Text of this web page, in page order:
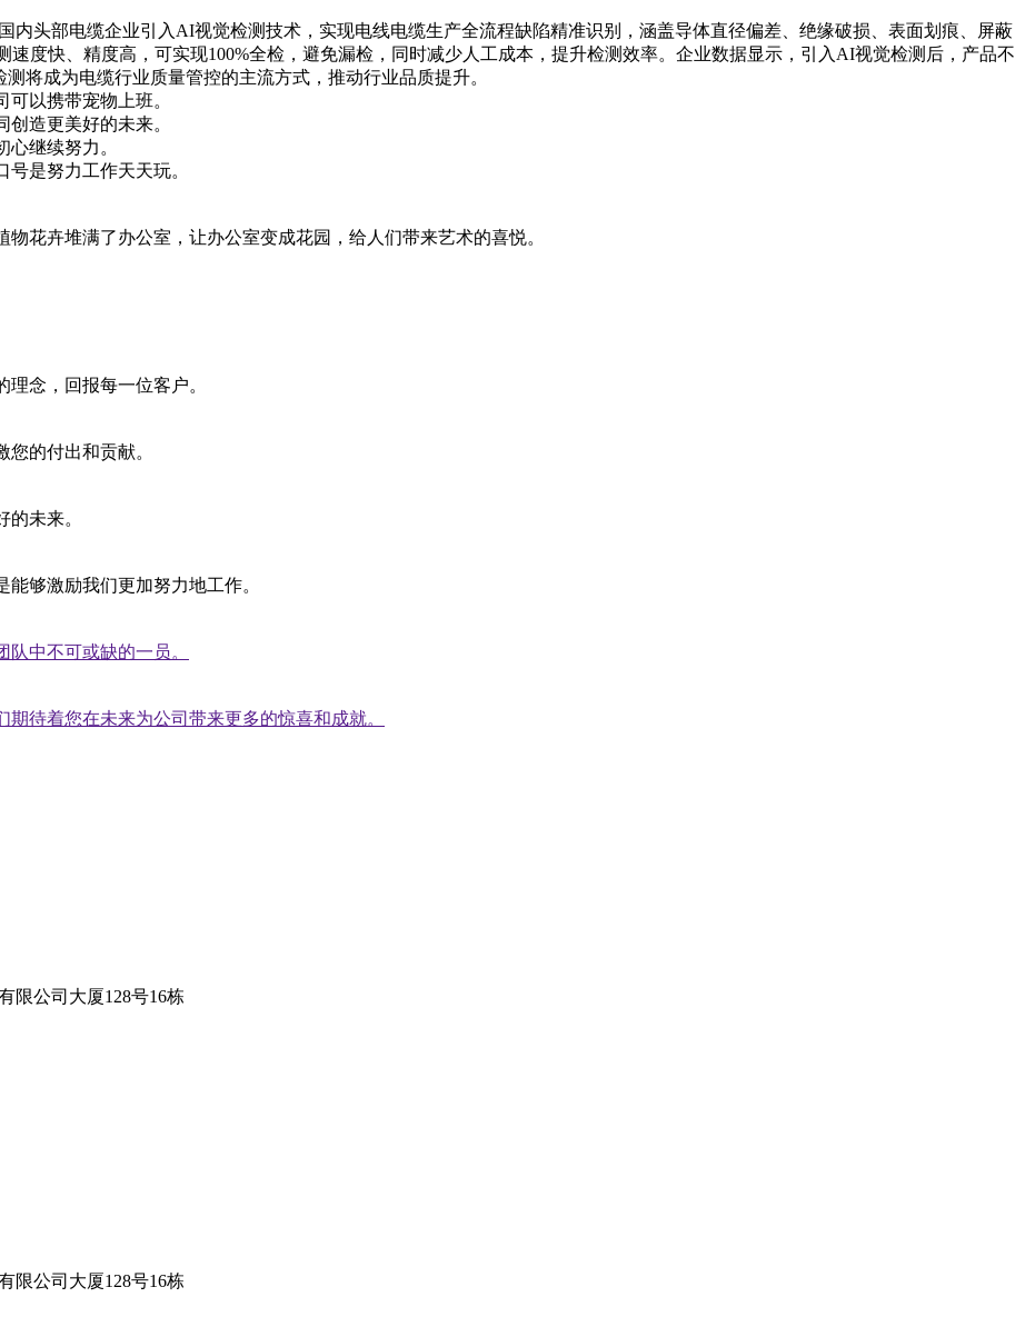
内头部电缆企业引入AI视觉检测技术，实现电线电缆生产全流程缺陷精准识别，涵盖导体直径偏差、绝缘破损、表面划痕、屏蔽
度快、精度高，可实现100%全检，避免漏检，同时减少人工成本，提升检测效率。企业数据显示，引入AI视觉检测后，产品不
将成为电缆行业质量管控的主流方式，推动行业品质提升。
以携带宠物上班。
造更美好的未来。
继续努力。
是努力工作天天玩。
花卉堆满了办公室，让办公室变成花园，给人们带来艺术的喜悦。
念，回报每一位客户。
的付出和贡献。
未来。
够激励我们更加努力地工作。
中不可或缺的一员。
待着您在未来为公司带来更多的惊喜和成就。
限公司大厦128号16栋
限公司大厦128号16栋